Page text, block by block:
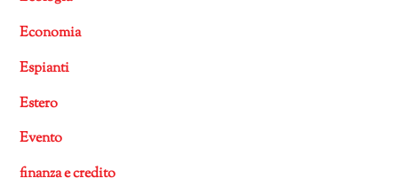
Economia
Espianti
Estero
Evento
finanza e credito